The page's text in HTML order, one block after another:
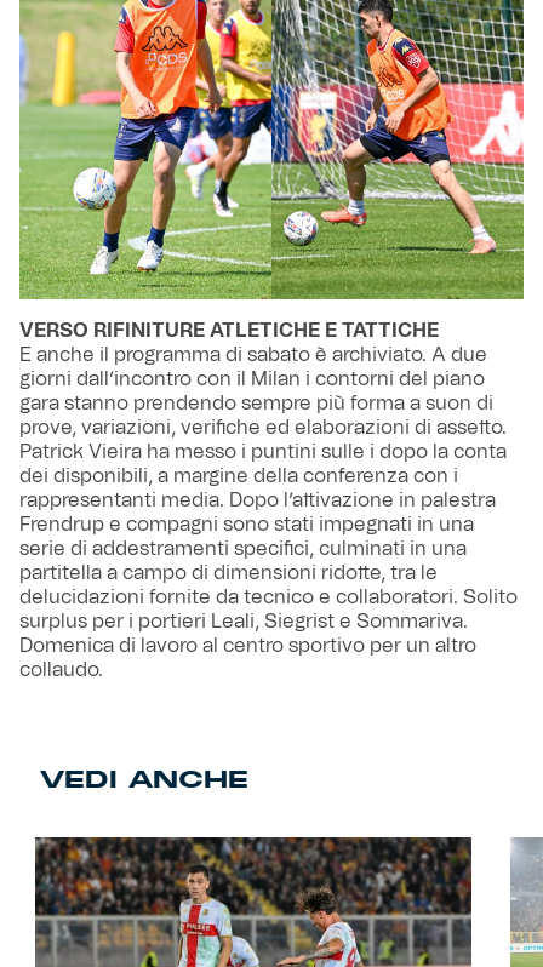
VERSO RIFINITURE ATLETICHE E TATTICHE
E anche il programma di sabato è archiviato. A due
giorni dall’incontro con il Milan i contorni del piano
gara stanno prendendo sempre più forma a suon di
prove, variazioni, verifiche ed elaborazioni di assetto.
Patrick Vieira ha messo i puntini sulle i dopo la conta
dei disponibili, a margine della conferenza con i
rappresentanti media. Dopo l’attivazione in palestra
Frendrup e compagni sono stati impegnati in una
serie di addestramenti specifici, culminati in una
partitella a campo di dimensioni ridotte, tra le
delucidazioni fornite da tecnico e collaboratori. Solito
surplus per i portieri Leali, Siegrist e Sommariva.
Domenica di lavoro al centro sportivo per un altro
collaudo.
VEDI ANCHE